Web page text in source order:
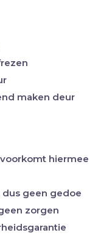
maken deur
hiermee
dus geen gedoe
zorgen